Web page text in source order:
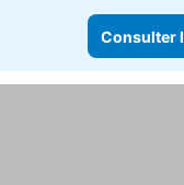
Consulter